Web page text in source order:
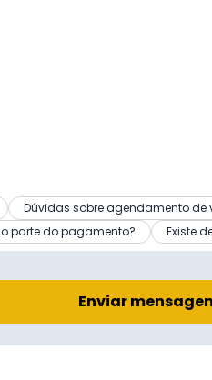
Dúvidas sobre agendamento de
parte do pagamento?
Existe
Enviar